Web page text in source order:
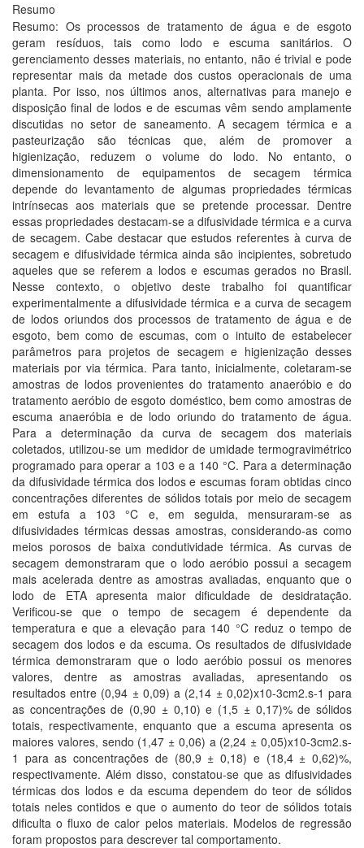
Resumo
Resumo: Os processos de tratamento de água e de esgoto
geram resíduos, tais como lodo e escuma sanitários. O
gerenciamento desses materiais, no entanto, não é trivial e pode
representar mais da metade dos custos operacionais de uma
planta. Por isso, nos últimos anos, alternativas para manejo e
disposição final de lodos e de escumas vêm sendo amplamente
discutidas no setor de saneamento. A secagem térmica e a
pasteurização são técnicas que, além de promover a
higienização, reduzem o volume do lodo. No entanto, o
dimensionamento de equipamentos de secagem térmica
depende do levantamento de algumas propriedades térmicas
intrínsecas aos materiais que se pretende processar. Dentre
essas propriedades destacam-se a difusividade térmica e a curva
de secagem. Cabe destacar que estudos referentes à curva de
secagem e difusividade térmica ainda são incipientes, sobretudo
aqueles que se referem a lodos e escumas gerados no Brasil.
Nesse contexto, o objetivo deste trabalho foi quantificar
experimentalmente a difusividade térmica e a curva de secagem
de lodos oriundos dos processos de tratamento de água e de
esgoto, bem como de escumas, com o intuito de estabelecer
parâmetros para projetos de secagem e higienização desses
materiais por via térmica. Para tanto, inicialmente, coletaram-se
amostras de lodos provenientes do tratamento anaeróbio e do
tratamento aeróbio de esgoto doméstico, bem como amostras de
escuma anaeróbia e de lodo oriundo do tratamento de água.
Para a determinação da curva de secagem dos materiais
coletados, utilizou-se um medidor de umidade termogravimétrico
programado para operar a 103 e a 140 °C. Para a determinação
da difusividade térmica dos lodos e escumas foram obtidas cinco
concentrações diferentes de sólidos totais por meio de secagem
em estufa a 103 °C e, em seguida, mensuraram-se as
difusividades térmicas dessas amostras, considerando-as como
meios porosos de baixa condutividade térmica. As curvas de
secagem demonstraram que o lodo aeróbio possui a secagem
mais acelerada dentre as amostras avaliadas, enquanto que o
lodo de ETA apresenta maior dificuldade de desidratação.
Verificou-se que o tempo de secagem é dependente da
temperatura e que a elevação para 140 °C reduz o tempo de
secagem dos lodos e da escuma. Os resultados de difusividade
térmica demonstraram que o lodo aeróbio possui os menores
valores, dentre as amostras avaliadas, apresentando os
resultados entre (0,94 ± 0,09) a (2,14 ± 0,02)x10-3cm2.s-1 para
as concentrações de (0,90 ± 0,10) e (1,5 ± 0,17)% de sólidos
totais, respectivamente, enquanto que a escuma apresenta os
maiores valores, sendo (1,47 ± 0,06) a (2,24 ± 0,05)x10-3cm2.s-
1 para as concentrações de (80,9 ± 0,18) e (18,4 ± 0,62)%,
respectivamente. Além disso, constatou-se que as difusividades
térmicas dos lodos e da escuma dependem do teor de sólidos
totais neles contidos e que o aumento do teor de sólidos totais
dificulta o fluxo de calor pelos materiais. Modelos de regressão
foram propostos para descrever tal comportamento.